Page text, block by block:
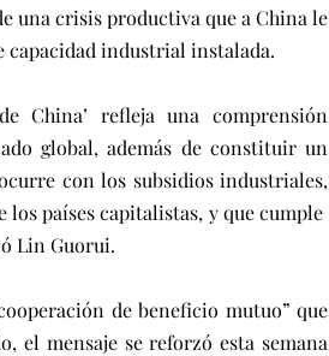
una crisis productiva que a China le
capacidad industrial instalada.
China’ refleja una comprensión
global, además de constituir un
con los subsidios industriales,
países capitalistas, y que cumple
Lin Guorui.
de beneficio mutuo” que
el mensaje se reforzó esta semana